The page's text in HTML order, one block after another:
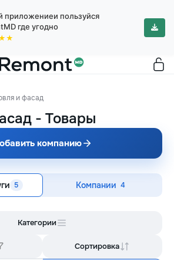
приложениеи пользуйся
где угодно
и фасад
- Товары
компанию
5 Компании 4
Категории
Сортировка